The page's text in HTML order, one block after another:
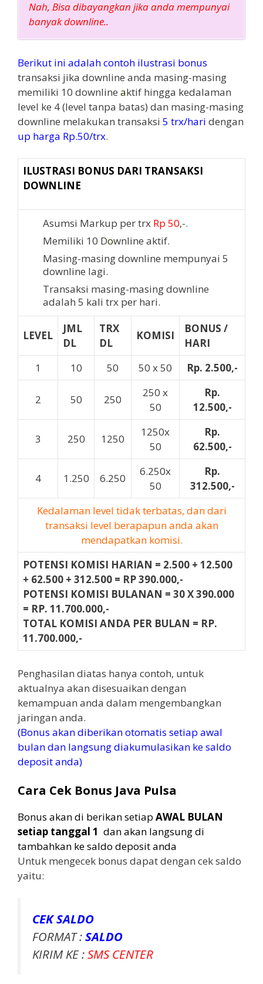
Nah, Bisa dibayangkan jikaanda mempunyai
banyak downline..
Berikut ini adalah contoh ilustrasi bonus
transaksi jika downline anda masing-masing
memiliki 10 downline aktif hingga kedalaman
level ke 4 (level tanpa batas) dan masing-masing
downline melakukan transaksi 5 trx/hari dengan
up harga Rp.50/trx.
ILUSTRASI BONUS DARI TRANSAKSI
DOWNLINE
Asumsi Markup per trx Rp 50,-.
Memiliki 10 Downline aktif.
Masing-masing downline mempunyai 5
downline lagi.
Transaksi masing-masing downline
adalah 5 kali trx per hari.
LEVEL
JML
DL
TRX
DL
KOMISI
BONUS /
HARI
1
10 50 50 x 50 Rp. 2.500,-
2 50 250
250 x
50
Rp.
12.500,-
3 250 1250
1250x
50
Rp.
62.500,-
4 1.250 6.250
6.250x
50
Rp.
312.500,-
Kedalaman level tidak terbatas, dan dari
transaksi level berapapun anda akan
mendapatkan komisi.
POTENSI KOMISI HARIAN = 2.500 + 12.500
+ 62.500 + 312.500 = RP 390.000,-
POTENSI KOMISI BULANAN = 30 X 390.000
= RP. 11.700.000,-
TOTAL KOMISI ANDA PER BULAN = RP.
11.700.000,-
Penghasilan diatas hanya contoh, untuk
aktualnya akan disesuaikan dengan
kemampuan anda dalam mengembangkan
jaringan anda.
(Bonus akan diberikan otomatis setiap awal
bulan dan langsung diakumulasikan ke saldo
deposit anda)
Cara Cek Bonus Java Pulsa
Bonus akan di berikan setiap AWAL BULAN
setiap tanggal 1 dan akan langsung di
tambahkan ke saldo deposit anda
Untuk mengecek bonus dapat dengan cek saldo
yaitu:
CEK SALDO
FORMAT :SALDO
KIRIM KE :SMS CENTER